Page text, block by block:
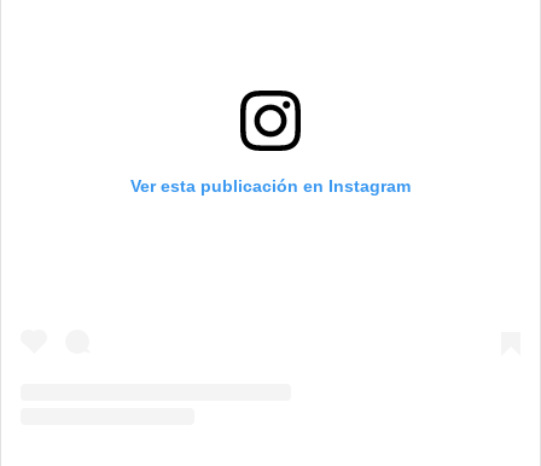
Ver esta publicación en Instagram